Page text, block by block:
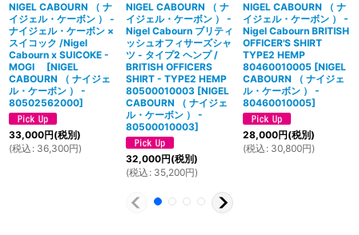
NIGEL CABOURN （ ナ
イジェル・ケーボン ） -
ナイジェル・ケーボン ×
スイコック /Nigel
Cabourn x SUICOKE -
MOGI
[NIGEL
CABOURN （ ナイジェ
ル・ケーボン ） -
80502562000]
33,000円(税別)
(税込 : 36,300円)
NIGEL CABOURN （ ナ
イジェル・ケーボン ） -
Nigel Cabourn ブリティ
ッシュオフィサーズシャ
ツ - タイプ2 ヘンプ /
BRITISH OFFICERS
SHIRT - TYPE2 HEMP
80500010003 [NIGEL
CABOURN （ ナイジェ
ル・ケーボン ） -
80500010003]
32,000円(税別)
(税込 : 35,200円)
NIGEL CABOURN （ ナ
イジェル・ケーボン ） -
Nigel Cabourn BRITISH
OFFICER'S SHIRT
TYPE2 HEMP
80460010005 [NIGEL
CABOURN （ ナイジェ
ル・ケーボン ） -
80460010005]
28,000円(税別)
(税込 : 30,800円)